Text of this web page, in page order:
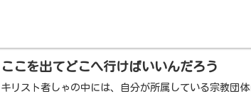
ここを出てどこへ行けばいいんだろう
キリスト者しゃの中には、自分が所属している宗教団